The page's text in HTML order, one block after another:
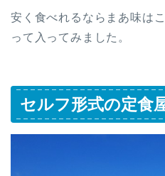
安く食べれるならまあ味は
って入ってみました。
セルフ形式の定食